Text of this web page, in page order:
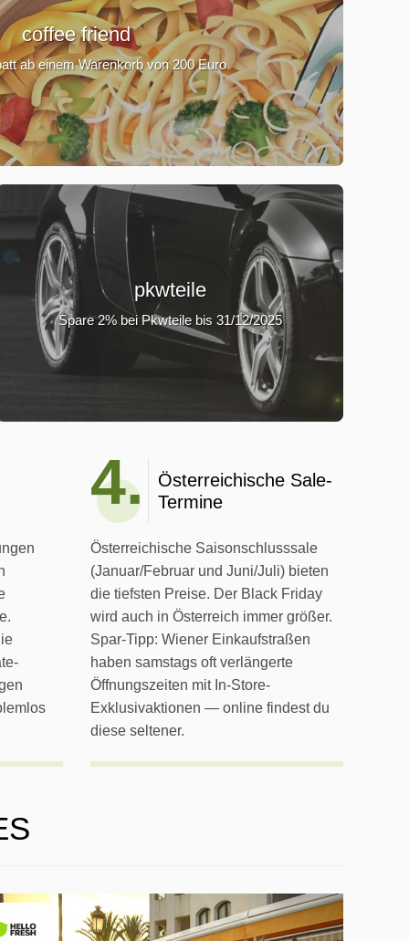
pkwteile
Spare 2% bei Pkwteile bis 31/12/2025
coffee friend
ab einem Warenkorb von 200 Euro
4.
Österreichische Sale-
Termine
Österreichische Saisonschlusssale
(Januar/Februar und Juni/Juli) bieten
die tiefsten Preise. Der Black Friday
wird auch in Österreich immer größer.
Spar-Tipp: Wiener Einkaufstraßen
haben samstags oft verlängerte
Öffnungszeiten mit In-Store-
Exklusivaktionen — online findest du
diese seltener.